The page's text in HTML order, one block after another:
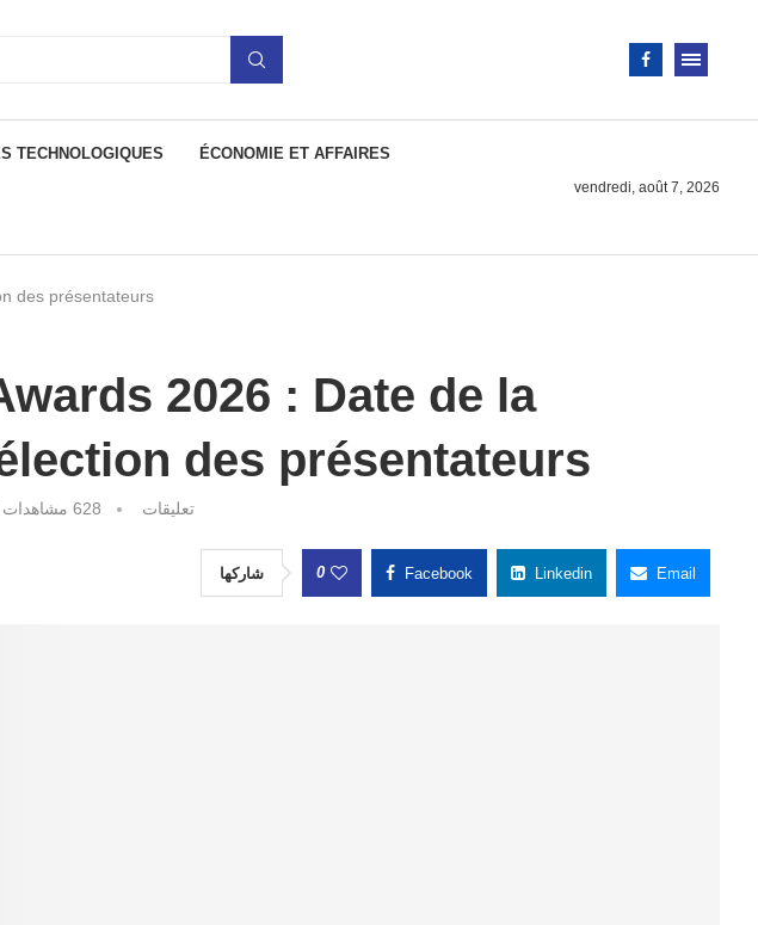
TECHNOLOGIQUES ÉCONOMIE ET AFFAIRES
vendredi, août 7, 2026
des présentateurs
2026 : Date de la
des présentateurs
0 تعليقات 628 مشاهدات
شاركها 0 Facebook Linkedin Email